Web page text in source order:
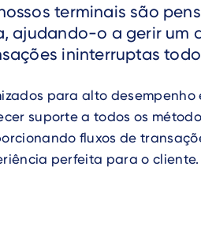
terminais são
ajudando-o a gerir um
ininterruptas
para alto desempenho
suporte a todos os
fluxos de
perfeita para o cliente.